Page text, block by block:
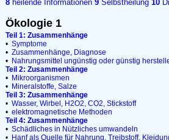
8 heilende Informationen 9 Selbstheilung 10
Ökologie 1
Teil 1: Zusammenhänge
• Symptome
• Zusammenhänge, Diagnose
• Nahrungsmittel ungünstig oder günstig
Teil 2: Zusammenhänge
• Mikroorganismen
• Mineralstoffe, Salze
Teil 3: Zusammenhänge
• Wasser, Wirbel, H2O2, CO2, Stickstoff
• elektromagnetische Methoden
Teil 4: Zusammenhänge
• Schädliches in Nützliches umwandeln
• Hanf als Quelle für Nahrung, Treibstoff,